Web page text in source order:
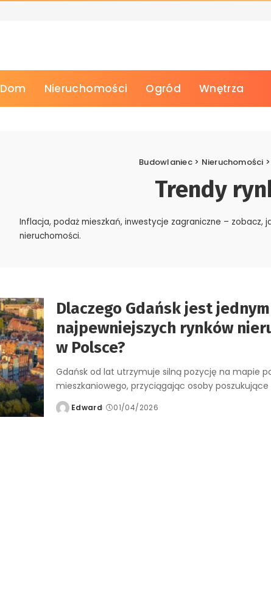
Dom Nieruchomości Ogród Wnętrza
Budowlaniec> Nieruchomości >
Trendy
Inflacja, podaż mieszkań, inwestycje zagraniczne – zobacz,
nieruchomości.
Dlaczego Gdańsk jest
najpewniejszych rynków
w Polsce?
Gdańsk od lat utrzymuje silną pozycję na mapie
mieszkaniowego, przyciągając osoby poszukujące
PostedEdward 01/04/2026